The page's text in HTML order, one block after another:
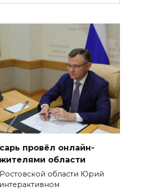
провёл онлайн-
области
области Юрий